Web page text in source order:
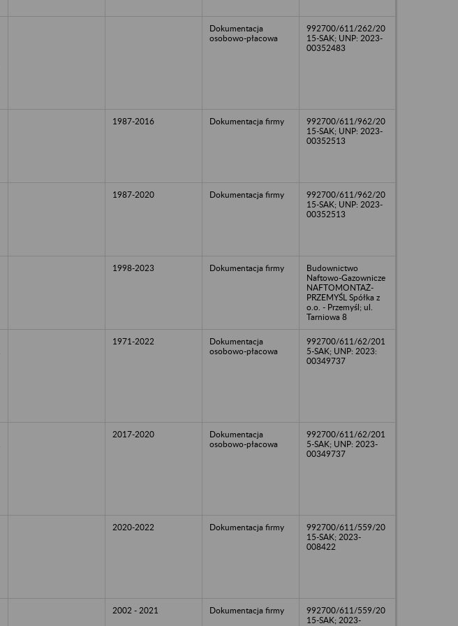
Dokumentacja
osobowo-płacowa
992700/611/262/20
15-SAK; UNP: 2023-
00352483
1987-2016 Dokumentacja firmy
992700/611/962/20
15-SAK; UNP: 2023-
00352513
1987-2020 Dokumentacja firmy
992700/611/962/20
15-SAK; UNP: 2023-
00352513
1998-2023 Dokumentacja firmy
Budownictwo
Naftowo-Gazownicze
NAFTOMONTAŻ-
PRZEMYŚL Spółka z
o.o. - Przemyśl; ul.
Tarniowa 8
1971-2022
Dokumentacja
osobowo-płacowa
992700/611/62/201
5-SAK; UNP: 2023:
00349737
2017-2020
Dokumentacja
osobowo-płacowa
992700/611/62/201
5-SAK; UNP: 2023-
00349737
2020-2022 Dokumentacja firmy
992700/611/559/20
15-SAK; 2023-
008422
2002 - 2021 Dokumentacja firmy
992700/611/559/20
15-SAK; 2023-